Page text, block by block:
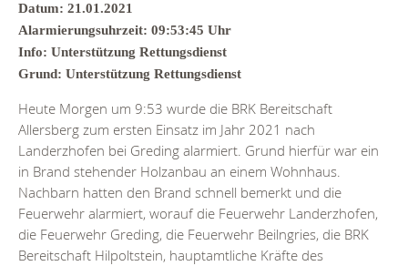
Datum: 21.01.2021
Alarmierungsuhrzeit: 09:53:45 Uhr
Info: Unterstützung Rettungsdienst
Grund: Unterstützung Rettungsdienst
Heute Morgen um 9:53 wurde die BRK Bereitschaft
Allersberg zum ersten Einsatz im Jahr 2021 nach
Landerzhofen bei Greding alarmiert. Grund hierfür war ein
in Brand stehender Holzanbau an einem Wohnhaus.
Nachbarn hatten den Brand schnell bemerkt und die
Feuerwehr alarmiert, worauf die Feuerwehr Landerzhofen,
die Feuerwehr Greding, die Feuerwehr Beilngries, die BRK
Bereitschaft Hilpoltstein, hauptamtliche Kräfte des